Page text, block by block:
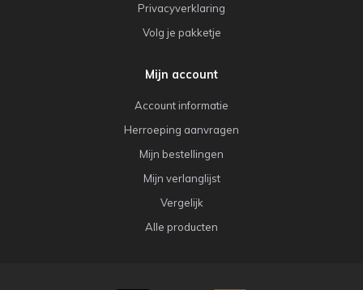
Privacyverklaring
Volg je pakketje
Mijn account
Account informatie
Herroeping aanvragen
Mijn bestellingen
Mijn verlanglijst
Vergelijk
Alle producten